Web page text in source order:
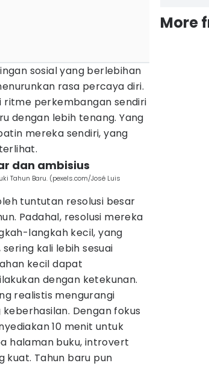
sosial yang berlebihan
rasa percaya diri.
ritme perkembangan sendiri
dengan lebih tenang. Yang
mereka sendiri, yang
dan ambisius
Tahun Baru. (pexels.com/José Luis
tuntutan resolusi besar
Padahal, resolusi mereka
langkah kecil, yang
kali lebih sesuai
kecil dapat
dengan ketekunan.
realistis mengurangi
Dengan fokus
10 menit untuk
halaman buku, introvert
kuat. Tahun baru pun
More